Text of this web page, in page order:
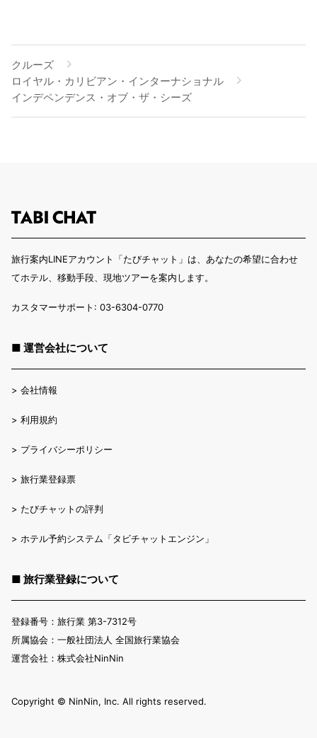
クルーズ
ロイヤル・カリビアン・インターナショナル
インデペンデンス・オブ・ザ・シーズ
旅行案内LINEアカウント「たびチャット」は、あなたの希望に合わせ
てホテル、移動手段、現地ツアーを案内します。
カスタマーサポート: 03-6304-0770
■ 運営会社について
> 会社情報
> 利用規約
> プライバシーポリシー
> 旅行業登録票
> たびチャットの評判
> ホテル予約システム「タビチャットエンジン」
■ 旅行業登録について
登録番号：旅行業 第3-7312号
所属協会：一般社団法人 全国旅行業協会
運営会社：株式会社NinNin
Copyright ©︎ NinNin, Inc. All rights reserved.